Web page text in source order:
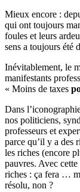
Mieux encore :
qui ont toujours
foules et leurs
sens a toujours été
Inévitablement, le
manifestants
« Moins de taxes
Dans
nos politiciens,
professeurs et
parce qu’il y a des
les riches (encore
pauvres. Avec
riches : ça fera …
résolu, non ?